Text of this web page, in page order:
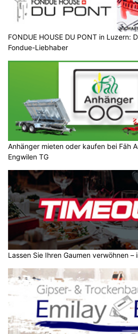
FONDUE HOUSE DU PONT in Luzern:
Fondue-Liebhaber
Anhänger mieten oder kaufen bei Fäh
Engwilen TG
Lassen Sie Ihren Gaumen verwöhnen –